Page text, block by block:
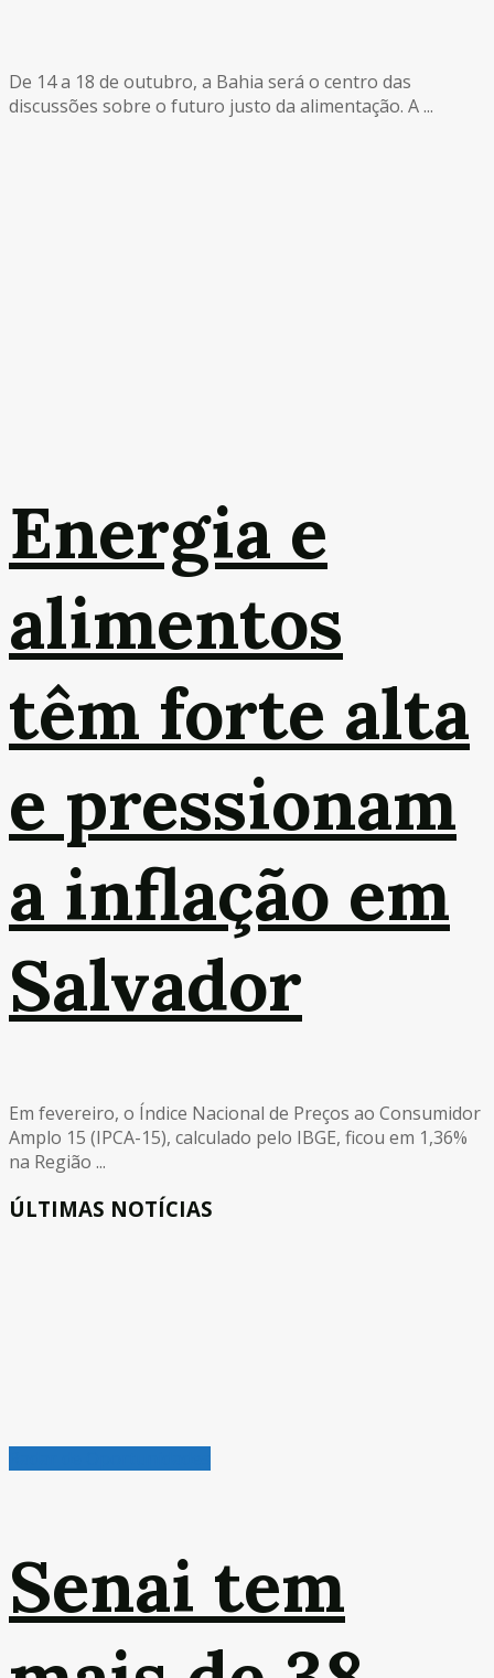
De 14 a 18 de outubro, a Bahia será o centro das
discussões sobre o futuro justo da alimentação. A ...
Energia e
alimentos
têm forte alta
e pressionam
a inflação em
Salvador
Em fevereiro, o Índice Nacional de Preços ao Consumidor
Amplo 15 (IPCA-15), calculado pelo IBGE, ficou em 1,36%
na Região ...
ÚLTIMAS NOTÍCIAS
Senai tem